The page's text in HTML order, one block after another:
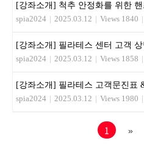
[강좌소개] 척추 안정화를 위한 핸
spia2024 | 2025.03.12 | Views 1840 |
[강좌소개] 필라테스 센터 고객
spia2024 | 2025.03.12 | Views 1858 |
[강좌소개] 필라테스 고객문진표
spia2024 | 2025.03.12 | Views 1980 |
1 »